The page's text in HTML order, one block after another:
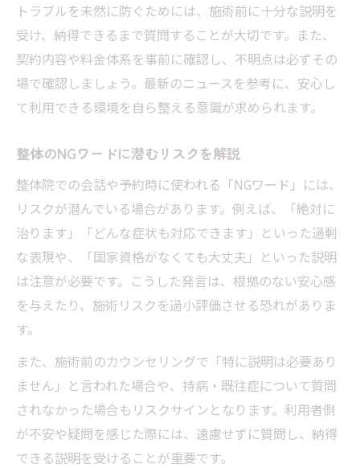
トラブルを未然に防ぐためには、施術前に十分な説明を
受け、納得できるまで質問することが大切です。また、
契約内容や料金体系を事前に確認し、不明点は必ずその
場で確認しましょう。最新のニュースを参考に、安心し
て利用できる環境を自ら整える意識が求められます。
整体のNGワードに潜むリスクを解説
整体院での会話や予約時に使われる「NGワード」には、
リスクが潜んでいる場合があります。例えば、「絶対に
治ります」「どんな症状も対応できます」といった過剰
な表現や、「国家資格がなくても大丈夫」といった説明
は注意が必要です。こうした発言は、根拠のない安心感
を与えたり、施術リスクを過小評価させる恐れがありま
す。
また、施術前のカウンセリングで「特に説明は必要あり
ません」と言われた場合や、持病・既往症について質問
されなかった場合もリスクサインとなります。利用者側
が不安や疑問を感じた際には、遠慮せずに質問し、納得
できる説明を受けることが重要です。